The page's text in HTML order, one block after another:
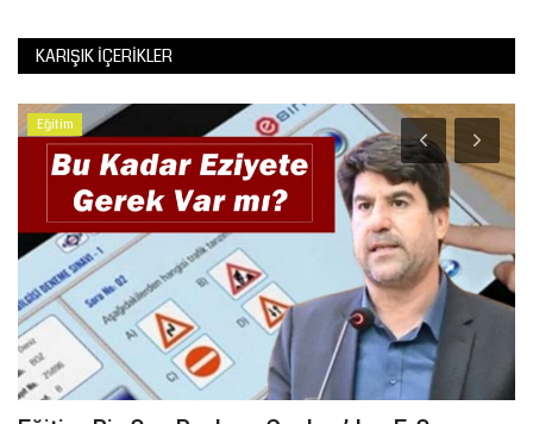
KARIŞIK İÇERIKLER
Eğitim